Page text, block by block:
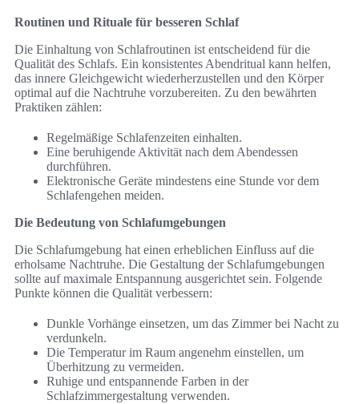
Routinen und Rituale für besseren Schlaf
Die Einhaltung von Schlafroutinen ist entscheidend für die
Qualität des Schlafs. Ein konsistentes Abendritual kann helfen,
das innere Gleichgewicht wiederherzustellen und den Körper
optimal auf die Nachtruhe vorzubereiten. Zu den bewährten
Praktiken zählen:
Regelmäßige Schlafenzeiten einhalten.
Eine beruhigende Aktivität nach dem Abendessen
durchführen.
Elektronische Geräte mindestens eine Stunde vor dem
Schlafengehen meiden.
Die Bedeutung von Schlafumgebungen
Die Schlafumgebung hat einen erheblichen Einfluss auf die
erholsame Nachtruhe. Die Gestaltung der Schlafumgebungen
sollte auf maximale Entspannung ausgerichtet sein. Folgende
Punkte können die Qualität verbessern:
Dunkle Vorhänge einsetzen, um das Zimmer bei Nacht zu
verdunkeln.
Die Temperatur im Raum angenehm einstellen, um
Überhitzung zu vermeiden.
Ruhige und entspannende Farben in der
Schlafzimmergestaltung verwenden.